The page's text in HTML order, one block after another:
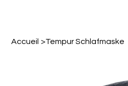
Accueil >Tempur Schlafmaske